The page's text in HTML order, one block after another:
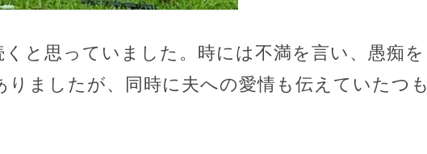
と思っていました。時には不満を言い、愚痴を
ましたが、同時に夫への愛情も伝えていたつも